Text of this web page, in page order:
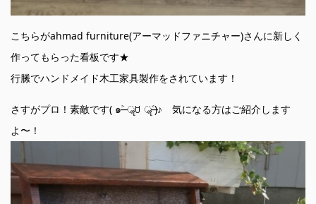
こちらがahmad furniture(アーマッドファニチャー)さんに新しく
作ってもらった看板です★
行縢でハンドメイド木工家具製作をされています！
さすがプロ！素敵です( ๑˃̶ ॣꇴ ॣ˂̶)♪ 気になる方はご紹介します
よ〜！